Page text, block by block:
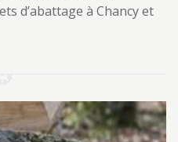
d’abattage à Chancy et